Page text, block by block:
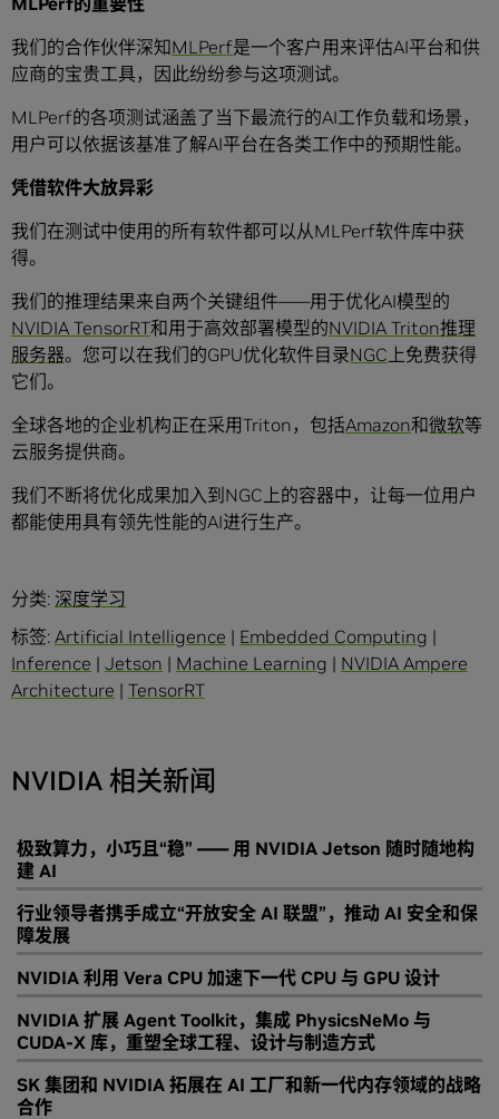
我们的合作伙伴深知MLPerf是一个客户用来评估AI平台和供
应商的宝贵工具，因此纷纷参与这项测试。
MLPerf的各项测试涵盖了当下最流行的AI工作负载和场景，
用户可以依据该基准了解AI平台在各类工作中的预期性能。
凭借软件大放异彩
我们在测试中使用的所有软件都可以从MLPerf软件库中获
得。
我们的推理结果来自两个关键组件——用于优化AI模型的
NVIDIA TensorRT和用于高效部署模型的NVIDIA Triton推理
服务器。您可以在我们的GPU优化软件目录NGC 上免费获得
它们。
全球各地的企业机构正在采用Triton，包括Amazon和微软等
云服务提供商。
我们不断将优化成果加入到NGC上的容器中，让每一位用户
都能使用具有领先性能的AI进行生产。
分类: 深度学习
标签: Artificial Intelligence | Embedded Computing |
Inference | Jetson | Machine Learning | NVIDIA Ampere
Architecture | TensorRT
NVIDIA 相关新闻
极致算力，小巧且“稳” —— 用 NVIDIA Jetson 随时随地构
建 AI
行业领导者携手成立“开放安全 AI 联盟”，推动 AI 安全和保
障发展
NVIDIA 利用 Vera CPU 加速下一代 CPU 与 GPU 设计
NVIDIA 扩展 Agent Toolkit，集成 PhysicsNeMo 与
CUDA-X 库，重塑全球工程、设计与制造方式
SK 集团和 NVIDIA 拓展在 AI 工厂和新一代内存领域的战略
合作